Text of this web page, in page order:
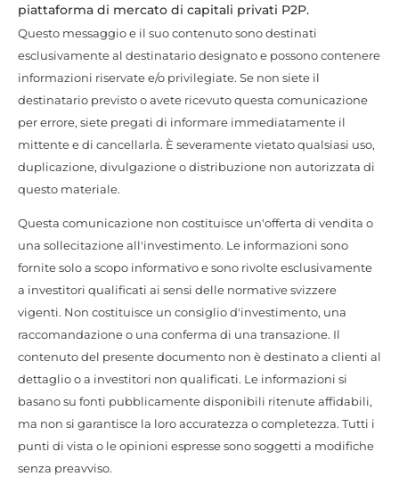
piattaforma di mercato di capitali privati P2P.
Questo messaggio e il suo contenuto sono destinati
esclusivamente al destinatario designato e possono contenere
informazioni riservate e/o privilegiate. Se non siete il
destinatario previsto o avete ricevuto questa comunicazione
per errore, siete pregati di informare immediatamente il
mittente e di cancellarla. È severamente vietato qualsiasi uso,
duplicazione, divulgazione o distribuzione non autorizzata di
questo materiale.
Questa comunicazione non costituisce un'offerta di vendita o
una sollecitazione all'investimento. Le informazioni sono
fornite solo a scopo informativo e sono rivolte esclusivamente
a investitori qualificati ai sensi delle normative svizzere
vigenti. Non costituisce un consiglio d'investimento, una
raccomandazione o una conferma di una transazione. Il
contenuto del presente documento non è destinato a clienti al
dettaglio o a investitori non qualificati. Le informazioni si
basano su fonti pubblicamente disponibili ritenute affidabili,
ma non si garantisce la loro accuratezza o completezza. Tutti i
punti di vista o le opinioni espresse sono soggetti a modifiche
senza preavviso.